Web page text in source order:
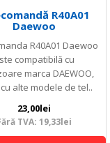
R40A01
Daewoo
R40A01 Daewoo
compatibilă cu
marca DAEWOO,
alte modele de tel..
23,00lei
TVA: 19,33lei